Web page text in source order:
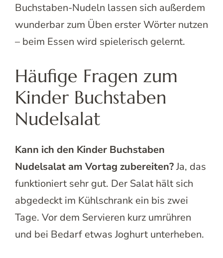
Buchstaben-Nudeln lassen sich außerdem
wunderbar zum Üben erster Wörter nutzen
– beim Essen wird spielerisch gelernt.
Häufige Fragen zum
Kinder Buchstaben
Nudelsalat
Kann ich den Kinder Buchstaben
Nudelsalat am Vortag zubereiten?Ja, das
funktioniert sehr gut. Der Salat hält sich
abgedeckt im Kühlschrank ein bis zwei
Tage. Vor dem Servieren kurz umrühren
und bei Bedarf etwas Joghurt unterheben.